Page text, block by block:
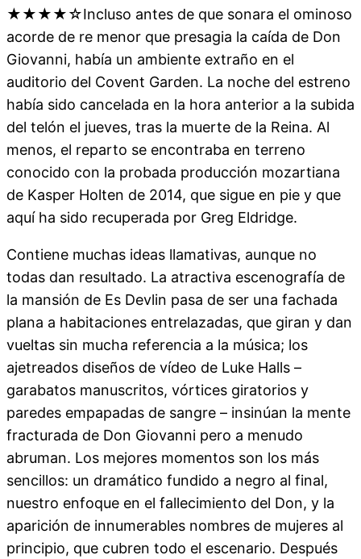
★★★★☆Incluso antes de que sonara el ominoso
acorde de re menor que presagia la caída de Don
Giovanni, había un ambiente extraño en el
auditorio del Covent Garden. La noche del estreno
había sido cancelada en la hora anterior a la subida
del telón el jueves, tras la muerte de la Reina. Al
menos, el reparto se encontraba en terreno
conocido con la probada producción mozartiana
de Kasper Holten de 2014, que sigue en pie y que
aquí ha sido recuperada por Greg Eldridge.
Contiene muchas ideas llamativas, aunque no
todas dan resultado. La atractiva escenografía de
la mansión de Es Devlin pasa de ser una fachada
plana a habitaciones entrelazadas, que giran y dan
vueltas sin mucha referencia a la música; los
ajetreados diseños de vídeo de Luke Halls –
garabatos manuscritos, vórtices giratorios y
paredes empapadas de sangre – insinúan la mente
fracturada de Don Giovanni pero a menudo
abruman. Los mejores momentos son los más
sencillos: un dramático fundido a negro al final,
nuestro enfoque en el fallecimiento del Don, y la
aparición de innumerables nombres de mujeres al
principio, que cubren todo el escenario. Después